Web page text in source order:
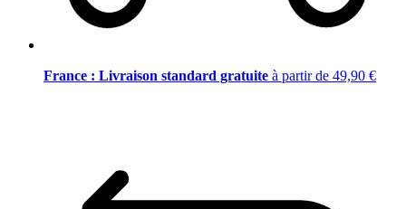
France : Livraison standard gratuite à partir de 49,90 €